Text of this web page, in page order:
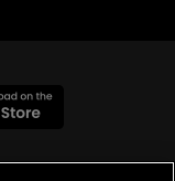
SA, Toate